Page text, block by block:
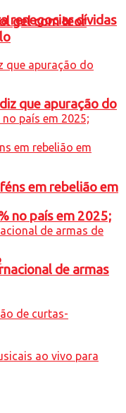
renegociar dívidas
no país em 2025;
gel com teor
que apuração do
em rebelião em
de armas